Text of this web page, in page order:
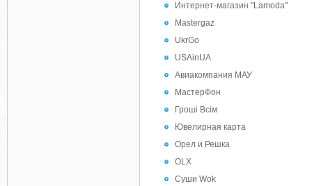
Интернет-магазин "Lamoda"
Mastergaz
UkrGo
USAinUA
Авиакомпания МАУ
МастерФон
Гроші Всім
Ювелирная карта
Орел и Решка
OLX
Суши Wok